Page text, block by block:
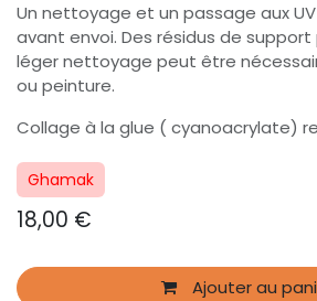
Un nettoyage et un passage aux
avant envoi. Des résidus de
léger nettoyage peut être
ou peinture.
Collage à la glue ( cyanoacrylate)
Ghamak
18,00 €
Ajouter au